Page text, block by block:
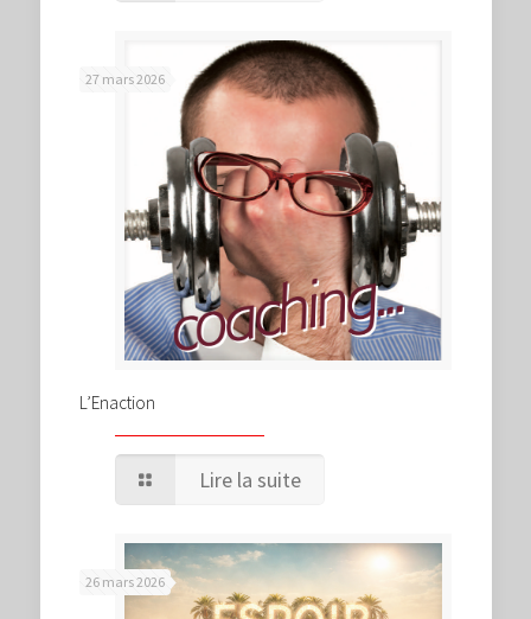
27 mars 2026
L’Enaction
Lire la suite
26 mars 2026